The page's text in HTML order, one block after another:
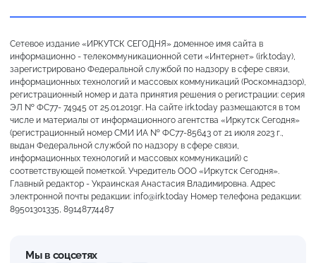
Сетевое издание «ИРКУТСК СЕГОДНЯ» доменное имя сайта в
информационно - телекоммуникационной сети «Интернет» (irk.today),
зарегистрировано Федеральной службой по надзору в сфере связи,
информационных технологий и массовых коммуникаций (Роскомнадзор),
регистрационный номер и дата принятия решения о регистрации: серия
ЭЛ № ФС77- 74945 от 25.01.2019г. На сайте irk.today размещаются в том
числе и материалы от информационного агентства «Иркутск Сегодня»
(регистрационный номер СМИ ИА № ФС77-85643 от 21 июля 2023 г.,
выдан Федеральной службой по надзору в сфере связи,
информационных технологий и массовых коммуникаций) с
соответствующей пометкой. Учредитель ООО «Иркутск Сегодня».
Главный редактор - Украинская Анастасия Владимировна. Адрес
электронной почты редакции: info@irk.today Номер телефона редакции:
89501301335, 89148774487
Мы в соцсетях